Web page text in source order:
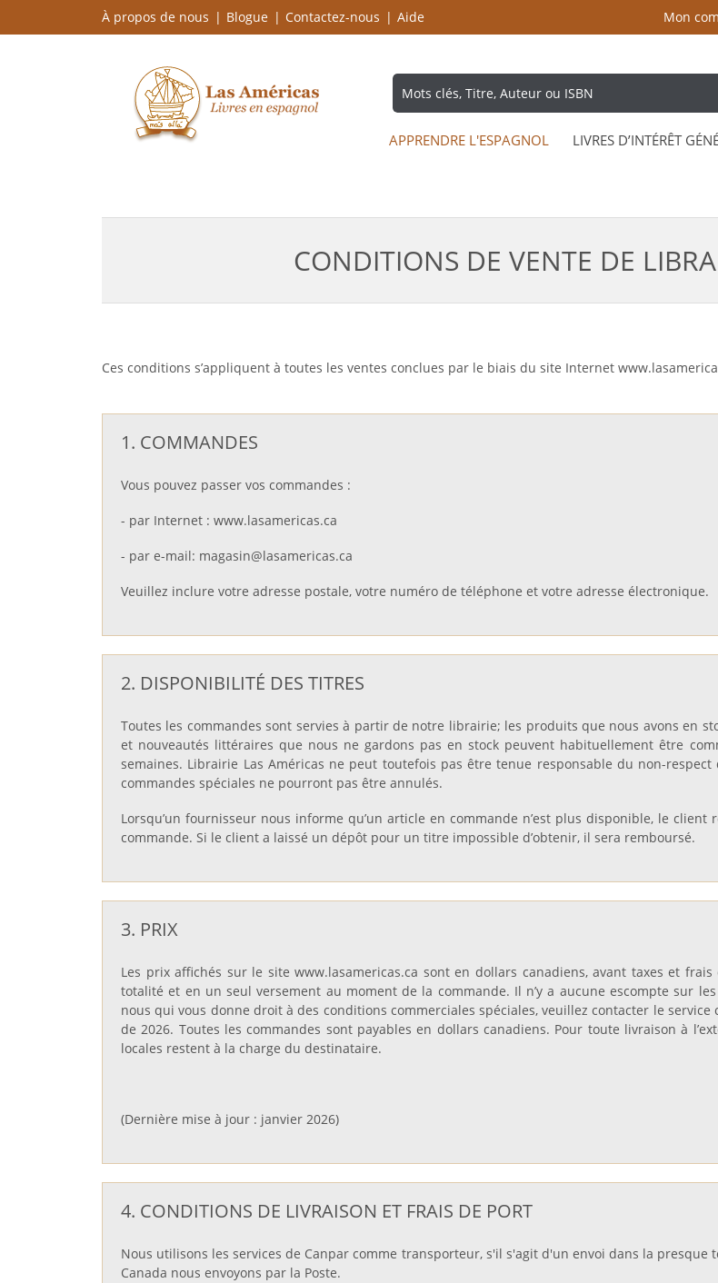
À propos de nous Blogue Contactez-nous Aide Mon
APPRENDRE L'ESPAGNOL LIVRES D’INTÉRÊT
CONDITIONS DE VENTE DE
Ces conditions s’appliquent à toutes les ventes conclues par le biais du site Internet
1. COMMANDES
Vous pouvez passer vos commandes :
- par Internet : www.lasamericas.ca
- par e-mail: magasin@lasamericas.ca
Veuillez inclure votre adresse postale, votre numéro de téléphone et votre adresse électronique.
2. DISPONIBILITÉ DES TITRES
Toutes les commandes sont servies à partir de notre librairie; les produits que nous avons en
et nouveautés littéraires que nous ne gardons pas en stock peuvent habituellement être
semaines. Librairie Las Américas ne peut toutefois pas être tenue responsable du non-
commandes spéciales ne pourront pas être annulés.
Lorsqu’un fournisseur nous informe qu’un article en commande n’est plus disponible, le
commande. Si le client a laissé un dépôt pour un titre impossible d’obtenir, il sera remboursé.
3. PRIX
Les prix affichés sur le site www.lasamericas.ca sont en dollars canadiens, avant taxes et
totalité et en un seul versement au moment de la commande. Il n’y a aucune escompte sur
nous qui vous donne droit à des conditions commerciales spéciales, veuillez contacter le
de 2026. Toutes les commandes sont payables en dollars canadiens. Pour toute livraison à
locales restent à la charge du destinataire.
(Dernière mise à jour : janvier 2026)
4. CONDITIONS DE LIVRAISON ET FRAIS DE PORT
Nous utilisons les services de Canpar comme transporteur, s'il s'agit d'un envoi dans la
Canada nous envoyons par la Poste.